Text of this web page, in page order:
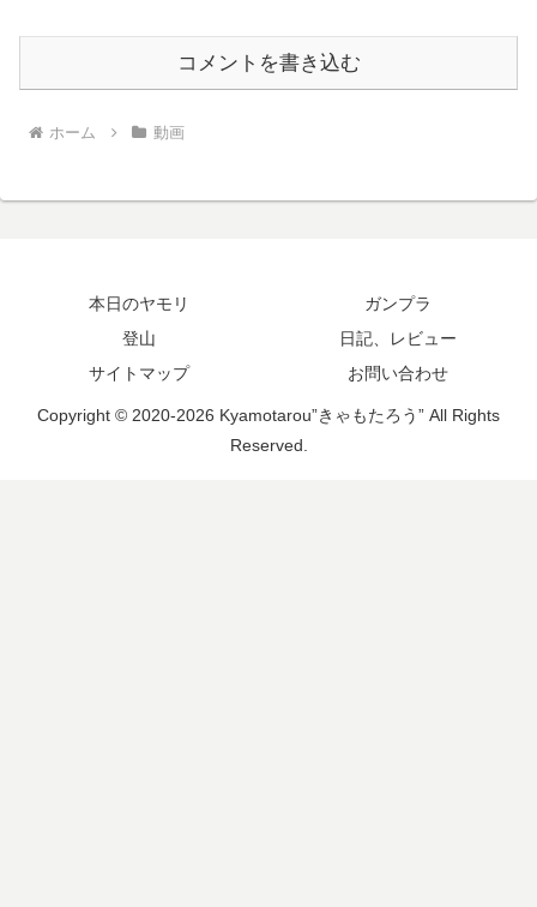
コメントを書き込む
ホーム 動画
本日のヤモリ
ガンプラ
登山
日記、レビュー
サイトマップ
お問い合わせ
Copyright © 2020-2026 Kyamotarou”きゃもたろう” All Rights
Reserved.